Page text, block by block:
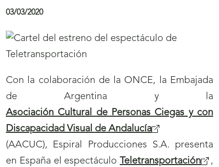
i
n
d
g
i
n
03/03/2020
Con la colaboración de la ONCE, la Embajada
de Argentina y la
Asociación Cultural de Personas Ciegas y con
Discapacidad Visual de Andalucía
(AACUC), Espiral Producciones S.A. presenta
en España el espectáculo Teletransportación
,